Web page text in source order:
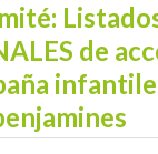
de